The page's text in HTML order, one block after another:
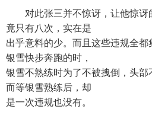
对此张三并不惊讶，让他惊讶
竟只有八次，实在是
出乎意料的少。而且这些违规全
银雪快步奔跑的时，
银雪不熟练时为了不被拽倒，头部
而等银雪熟练后，却
是一次违规也没有。